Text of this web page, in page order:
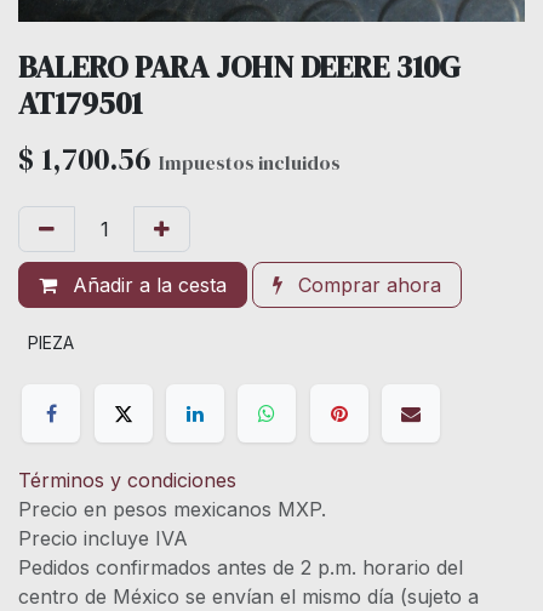
BALERO PARA JOHN DEERE 310G
AT179501
$ 1,700.56 Impuestos incluidos
Añadir a la cesta Comprar ahora
PIEZA
Términos y condiciones
Precio en pesos mexicanos MXP.
Precio incluye IVA
Pedidos confirmados antes de 2 p.m. horario del
centro de México se envían el mismo día (sujeto a